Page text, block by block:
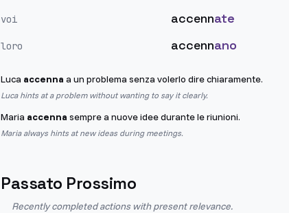
voi accennate
loro accennano
Luca accenna a un problema senza volerlo dire chiaramente.
Luca hints at a problem without wanting to say it clearly.
Maria accenna sempre a nuove idee durante le riunioni.
Maria always hints at new ideas during meetings.
Passato Prossimo
Recently completed actions with present relevance.